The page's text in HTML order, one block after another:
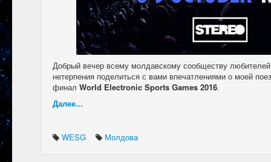
Добрый вечер всему молдавскому сообществу
нетерпения поделиться с вами впечатлениями о моей
финал World Electronic Sports Games 2016.
Далее...
WESG Молдова